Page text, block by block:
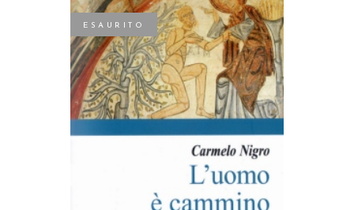
ESAURITO
LEGGI TUTTO